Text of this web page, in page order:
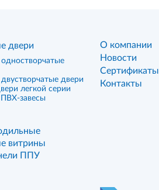
двери
двери
легкой серии
ПВХ-завесы
витрины
ППУ
О компании
Новости
Сертификаты
Контакты